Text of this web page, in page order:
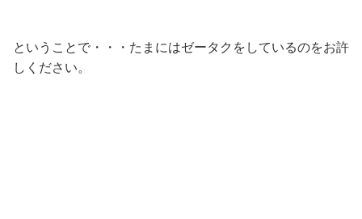
ということで・・・たまにはゼータクをしているのをお許
しください。